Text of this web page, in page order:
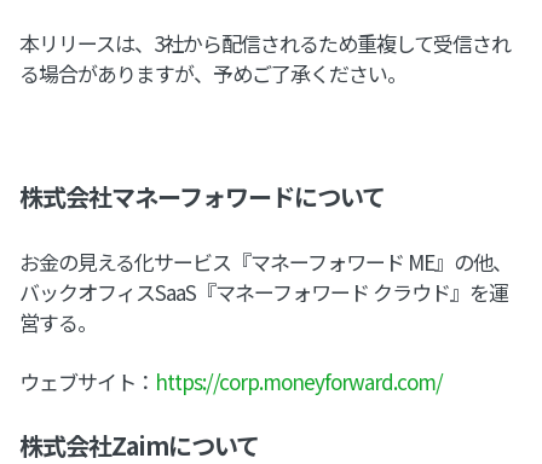
本リリースは、3社から配信されるため重複して受信され
る場合がありますが、予めご了承ください。
株式会社マネーフォワードについて
お金の見える化サービス『マネーフォワード ME』の他、
バックオフィスSaaS『マネーフォワード クラウド』を運
営する。
ウェブサイト： https://corp.moneyforward.com/
株式会社Zaimについて